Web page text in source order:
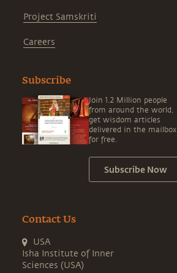
Project Samskriti
Careers
Subscribe
Join 1.2 Million people
from around the world,
get wisdom articles
delivered in the mailbox
for free.
Subscribe Now
Contact Us
USA
Isha Institute of Inner
Sciences (USA)